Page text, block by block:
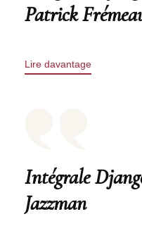
Patrick
Lire davantage
Intégrale
Jazzman